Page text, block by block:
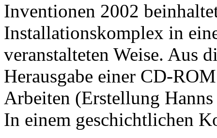
Inventionen 2002
Installationskomplex in
veranstalteten Weise. Aus
Herausgabe einer CD-
Arbeiten (Erstellung
In einem geschichtlichen